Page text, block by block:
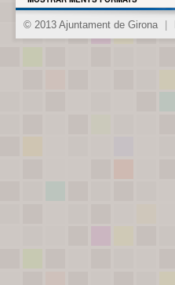
© 2013 Ajuntament de Girona